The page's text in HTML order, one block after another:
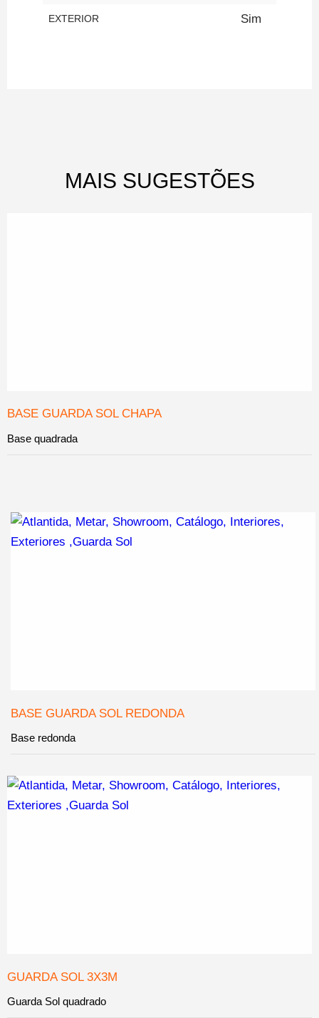
EXTERIOR Sim
MAIS SUGESTÕES
BASE GUARDA SOL CHAPA
Base quadrada
BASE GUARDA SOL REDONDA
Base redonda
GUARDA SOL 3X3M
Guarda Sol quadrado